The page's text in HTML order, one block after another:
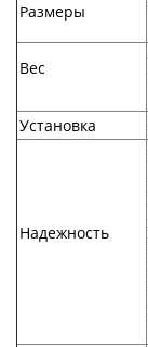
Размеры
Вес
Установка
Надежность